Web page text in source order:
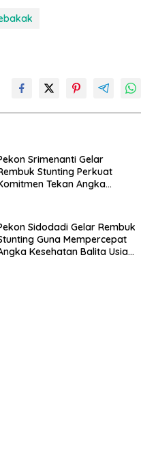
Srimenanti Gelar
Stunting Perkuat
Tekan Angka
Sidodadi Gelar Rembuk
Guna Mempercepat
Kesehatan Balita Usia